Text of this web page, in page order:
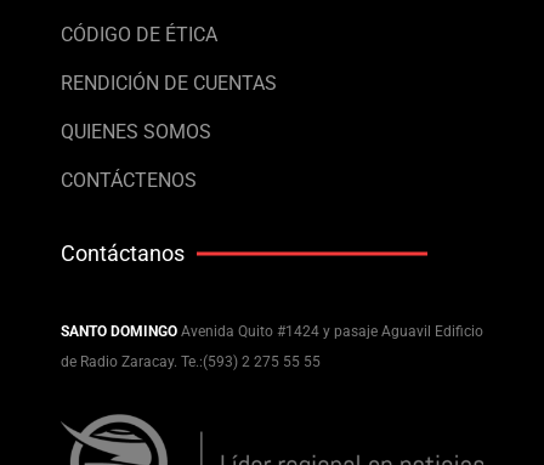
CÓDIGO DE ÉTICA
RENDICIÓN DE CUENTAS
QUIENES SOMOS
CONTÁCTENOS
Contáctanos
SANTO DOMINGO Avenida Quito #1424 y pasaje Aguavil Edificio
de Radio Zaracay. Te.:(593) 2 275 55 55